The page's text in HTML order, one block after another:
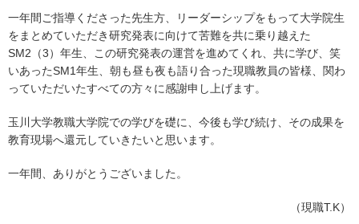
一年間ご指導くださった先生方、リーダーシップをもって大学院生
をまとめていただき研究発表に向けて苦難を共に乗り越えた
SM2（3）年生、この研究発表の運営を進めてくれ、共に学び、笑
いあったSM1年生、朝も昼も夜も語り合った現職教員の皆様、関わ
っていただいたすべての方々に感謝申し上げます。
玉川大学教職大学院での学びを礎に、今後も学び続け、その成果を
教育現場へ還元していきたいと思います。
一年間、ありがとうございました。
（現職T.K）